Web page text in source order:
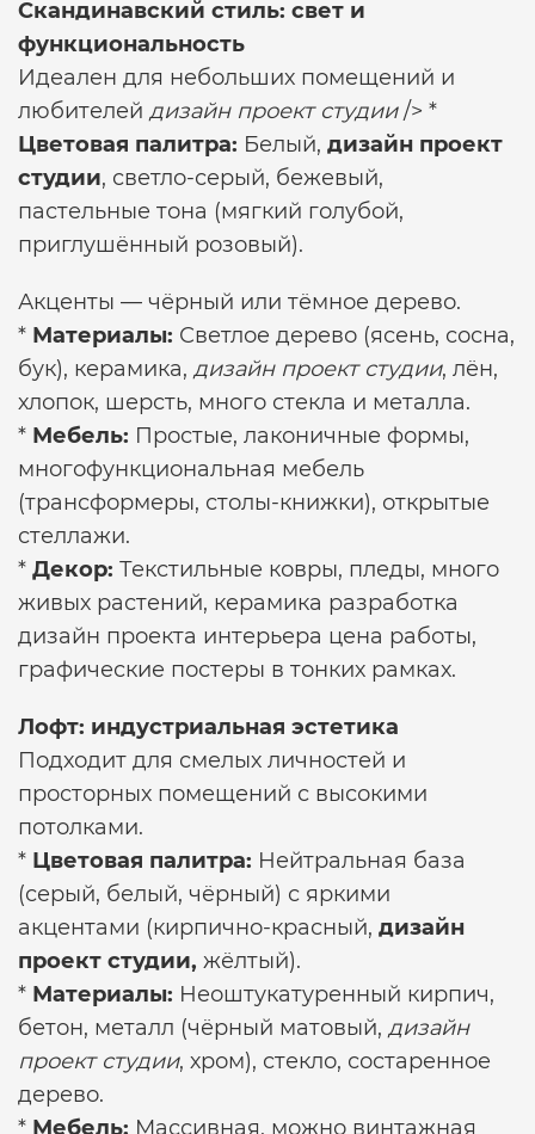
Скандинавский стиль: свет и
функциональность
Идеален для небольших помещений и
любителей дизайн проект студии/> *
Цветовая палитра: Белый, дизайн проект
студии, светло-серый, бежевый,
пастельные тона (мягкий голубой,
приглушённый розовый).
Акценты — чёрный или тёмное дерево.
* Материалы: Светлое дерево (ясень, сосна,
бук), керамика, дизайн проект студии, лён,
хлопок, шерсть, много стекла и металла.
* Мебель: Простые, лаконичные формы,
многофункциональная мебель
(трансформеры, столы-книжки), открытые
стеллажи.
* Декор: Текстильные ковры, пледы, много
живых растений, керамика разработка
дизайн проекта интерьера цена работы,
графические постеры в тонких рамках.
Лофт: индустриальная эстетика
Подходит для смелых личностей и
просторных помещений с высокими
потолками.
* Цветовая палитра: Нейтральная база
(серый, белый, чёрный) с яркими
акцентами (кирпично-красный, дизайн
проект студии, жёлтый).
* Материалы: Неоштукатуренный кирпич,
бетон, металл (чёрный матовый, дизайн
проект студии, хром), стекло, состаренное
дерево.
* Мебель: Массивная, можно винтажная